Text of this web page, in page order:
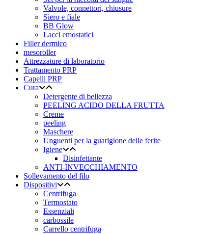
Valvole, connettori, chiusure
Siero e fiale
BB Glow
Lacci emostatici
Filler dermico
mesoroller
Attrezzature di laboratorio
Trattamento PRP
Capelli PRP
Cura
Detergente di bellezza
PEELING ACIDO DELLA FRUTTA
Creme
peeling
Maschere
Unguenti per la guarigione delle ferite
Igiene
Disinfettante
ANTI-INVECCHIAMENTO
Sollevamento del filo
Dispositivi
Centrifuga
Termostato
Essenziali
carbossile
Carrello centrifuga